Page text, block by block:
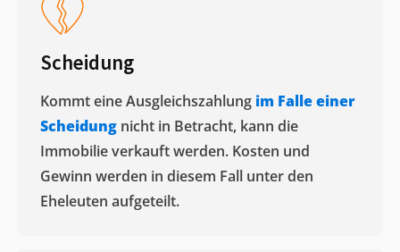
Scheidung
Kommt eine Ausgleichszahlung im Falle einer
Scheidung nicht in Betracht, kann die
Immobilie verkauft werden. Kosten und
Gewinn werden in diesem Fall unter den
Eheleuten aufgeteilt.​